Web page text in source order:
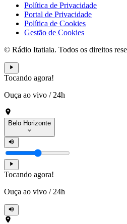
Política de Privacidade
Portal de Privacidade
Política de Cookies
Gestão de Cookies
© Rádio Itatiaia. Todos os direitos
Tocando agora!
Ouça ao vivo / 24h
Belo Horizonte
Tocando agora!
Ouça ao vivo / 24h